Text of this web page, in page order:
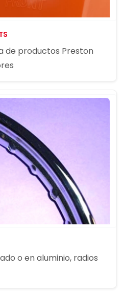
de productos Preston
o en aluminio, radios